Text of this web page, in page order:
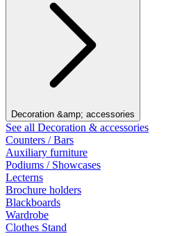
Decoration &amp; accessories
See all Decoration & accessories
Counters / Bars
Auxiliary furniture
Podiums / Showcases
Lecterns
Brochure holders
Blackboards
Wardrobe
Clothes Stand